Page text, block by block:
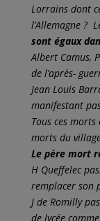
Lorrains dont
l’Allemagne ?
sont égaux
Albert Camus,
de l’après-
Jean Louis
manifestant
Tous ces
morts du
Le père mort
H Queffelec
remplacer son
J de Romilly
de lycée